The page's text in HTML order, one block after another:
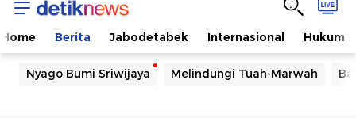
Home Berita Jabodetabek Internasional Hukum
Nyago Bumi Sriwijaya Melindungi Tuah-Marwah